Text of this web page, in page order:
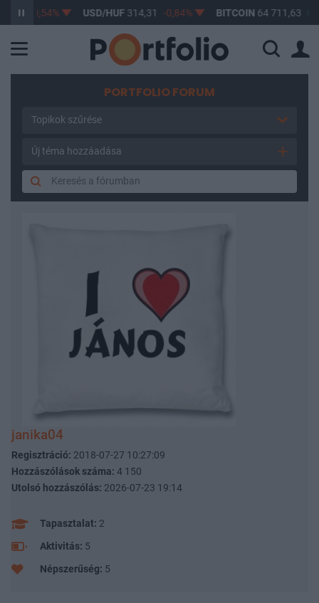
-0,54% USD/HUF 314,31 -0,84% BITCOIN 64 711,63 0,7%
PORTFOLIO FORUM
Topikok szűrése
Új téma hozzáadása
janika04
Regisztráció: 2018-07-27 10:27:09
Hozzászólások száma: 4 150
Utolsó hozzászólás: 2026-07-23 19:14
Tapasztalat: 2
Aktivitás: 5
Népszerűség: 5